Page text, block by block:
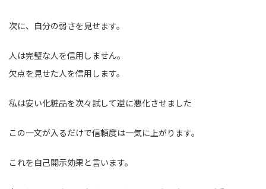
次に、自分の弱さを見せます。
人は完璧な人を信用しません。
欠点を見せた人を信用します。
私は安い化粧品を次々試して逆に悪化させました
この一文が入るだけで信頼度は一気に上がります。
これを自己開示効果と言います。